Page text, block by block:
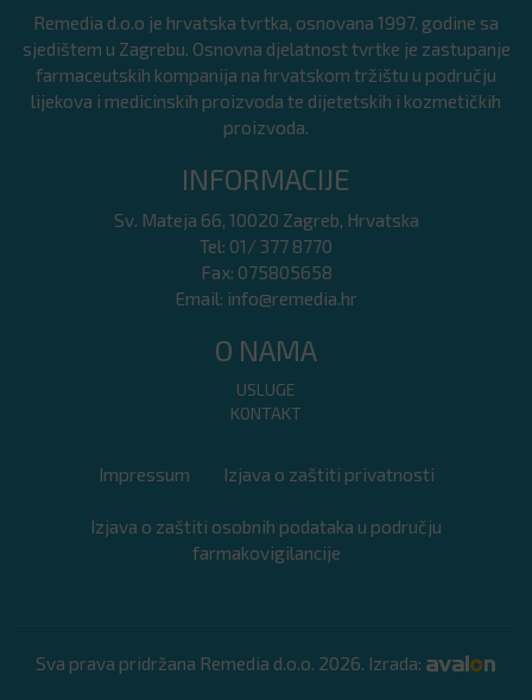
Remedia d.o.o je hrvatska tvrtka, osnovana 1997. godine sa
sjedištem u Zagrebu. Osnovna djelatnost tvrtke je zastupanje
farmaceutskih kompanija na hrvatskom tržištu u području
lijekova i medicinskih proizvoda te dijetetskih i kozmetičkih
proizvoda.
INFORMACIJE
Sv. Mateja 66, 10020 Zagreb, Hrvatska
Tel: 01/ 377 8770
Fax: 075805658
Email: info@remedia.hr
O NAMA
USLUGE
KONTAKT
Impressum Izjava o zaštiti privatnosti
Izjava o zaštiti osobnih podataka u području
farmakovigilancije
Sva prava pridržana Remedia d.o.o. 2026. Izrada: